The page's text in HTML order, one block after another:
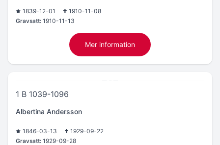
1839-12-01
1910-11-08
Gravsatt: 1910-11-13
Mer information
1 B 1039-1096
Albertina Andersson
1846-03-13
1929-09-22
Gravsatt: 1929-09-28